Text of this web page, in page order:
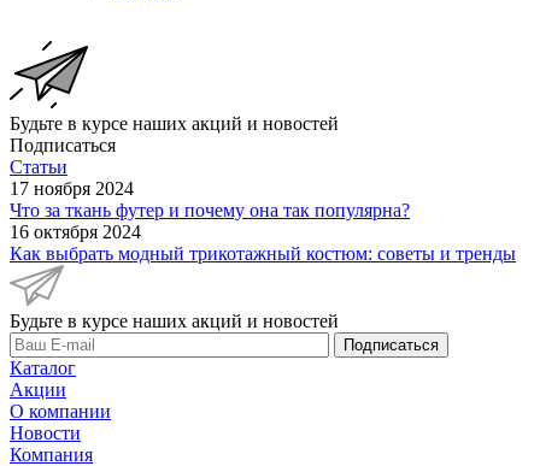
Будьте в курсе наших акций и новостей
Подписаться
Статьи
17 ноября 2024
Что за ткань футер и почему она так популярна?
16 октября 2024
Как выбрать модный трикотажный костюм: советы и тренды
Будьте в курсе наших акций и новостей
Подписаться
Каталог
Акции
О компании
Новости
Компания